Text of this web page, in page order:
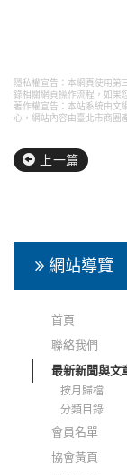
隱私權宣告：本網頁使用
錄相關網頁操作流程，如果
著作權宣告：本站系統由文
心，網站內容由臺北市商圈
上一篇
網站導覽
首頁
聯絡我們
最新新聞與文
按月歸檔
分類目錄
會員名單
協會黃頁